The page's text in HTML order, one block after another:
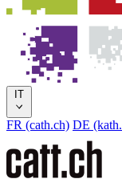
IT
FR (cath.ch) DE